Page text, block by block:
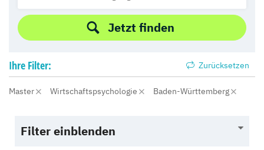
Jetzt finden
Ihre Filter: Zurücksetzen
Master Wirtschaftspsychologie Baden-Württemberg
Filter einblenden